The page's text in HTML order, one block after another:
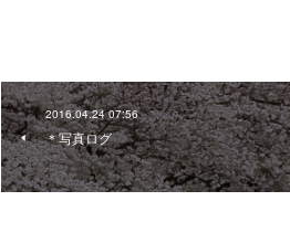
2016.04.24 07:56
＊写真ログ